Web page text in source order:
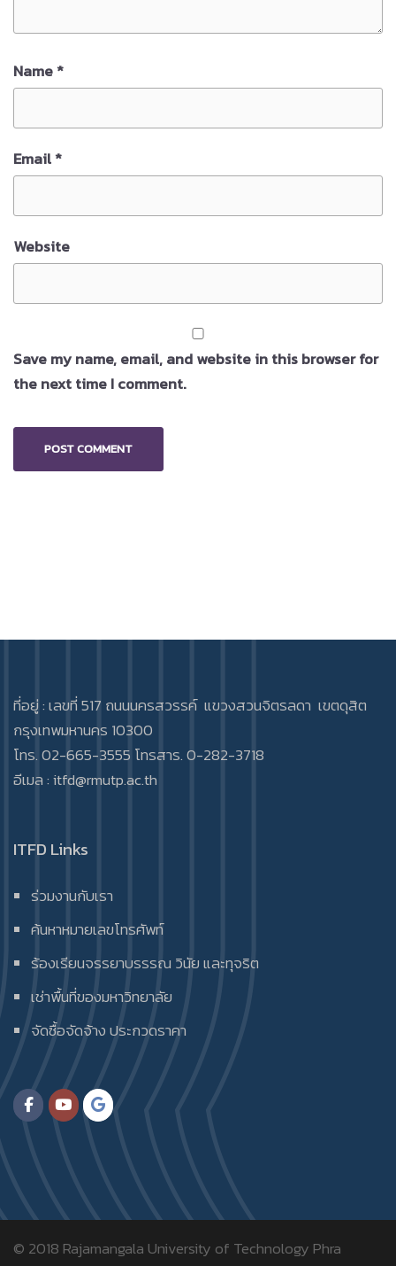
Name*
Email*
Website
Save my name, email, and website in this browser for
the next time I comment.
ที่อยู่ : เลขที่ 517 ถนนนครสวรรค์ แขวงสวนจิตรลดา เขตดุสิต
กรุงเทพมหานคร 10300
โทร. 02-665-3555 โทรสาร. 0-282-3718
อีเมล :itfd@rmutp.ac.th
ITFD Links
ร่วมงานกับเรา
ค้นหาหมายเลขโทรศัพท์
ร้องเรียนจรรยาบรรรณ วินัย และทุจริต
เช่าพื้นที่ของมหาวิทยาลัย
จัดซื้อจัดจ้าง ประกวดราคา
© 2018 Rajamangala University of Technology Phra